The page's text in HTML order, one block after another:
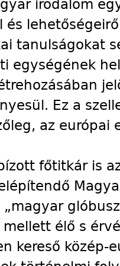
irodalom
és
tanulságokat
egységének
Ez a
az európai
főtitkár is
élő s
kereső közép-